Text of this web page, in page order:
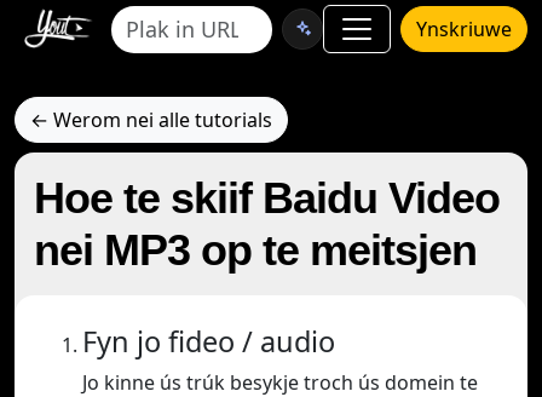
Ynskriuwe
← Werom nei alle tutorials
Hoe te skiif Baidu Video
nei MP3 op te meitsjen
Fyn jo fideo / audio
Jo kinne ús trúk besykje troch ús domein te